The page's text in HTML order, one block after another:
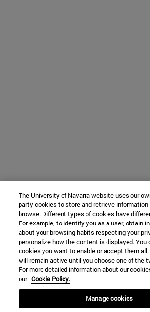
The University of Navarra website uses our
party cookies to store and retrieve information
browse. Different types of cookies have
For example, to identify you as a user, obtain
about your browsing habits respecting your
personalize how the content is displayed. You
cookies you want to enable or accept them
will remain active until you choose one of the
For more detailed information about our
our Cookie Policy.
Manage cookies